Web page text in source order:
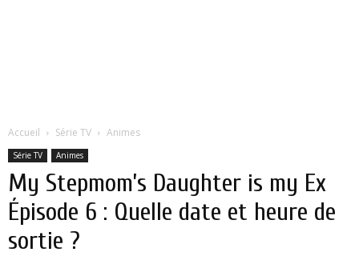
Accueil Série TV Animes
Série TV Animes
My Stepmom’s Daughter is my Ex
Épisode 6 : Quelle date et heure de
sortie ?